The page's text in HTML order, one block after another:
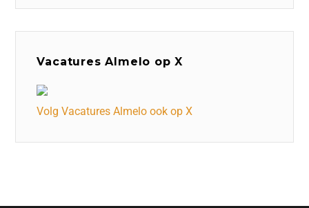
Vacatures Almelo op X
Volg Vacatures Almelo ook op X